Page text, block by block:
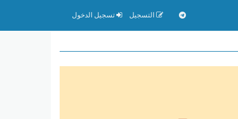
التسجيل تسجيل الدخول